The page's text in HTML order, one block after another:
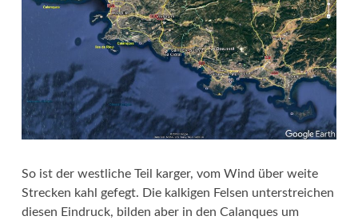
So ist der westliche Teil karger, vom Wind über weite
Strecken kahl gefegt. Die kalkigen Felsen unterstreichen
diesen Eindruck, bilden aber in den Calanques um